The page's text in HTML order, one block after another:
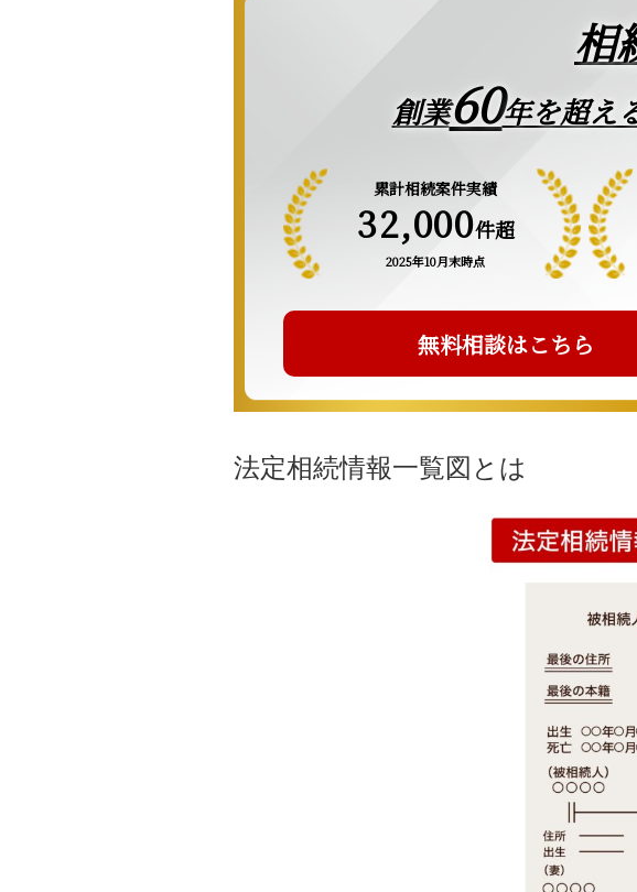
相
創業60年を超え
累計相続案件実績
32,000件超
2025年10月末時点
無料相談はこちら
法定相続情報一覧図とは